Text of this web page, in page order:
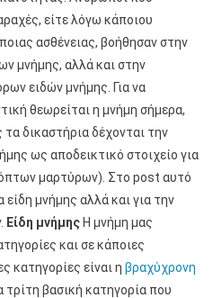
είτε λόγω κάποιου
ασθένειας, βοήθησαν στην
μνήμης, αλλά και στην
ειδών μνήμης. Για να
θεωρείται η μνήμη σήμερα,
δικαστήρια δέχονται την
ως αποδεικτικό στοιχείο για
μαρτύρων). Στο post αυτό
μνήμης αλλά και για την
Είδη μνήμηςΗ μνήμη μας
και σε κάποιες
κατηγορίες είναι η βραχύχρονη
τρίτη βασική κατηγορία που